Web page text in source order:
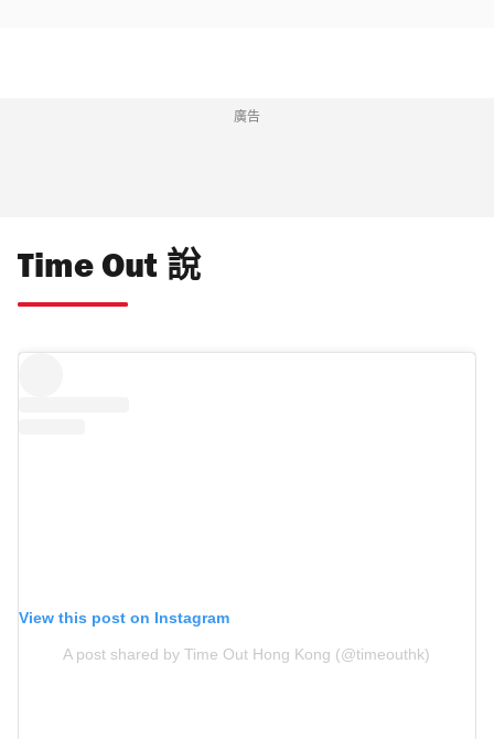
廣告
Time Out 說
View this post on Instagram
A post shared by Time Out Hong Kong (@timeouthk)